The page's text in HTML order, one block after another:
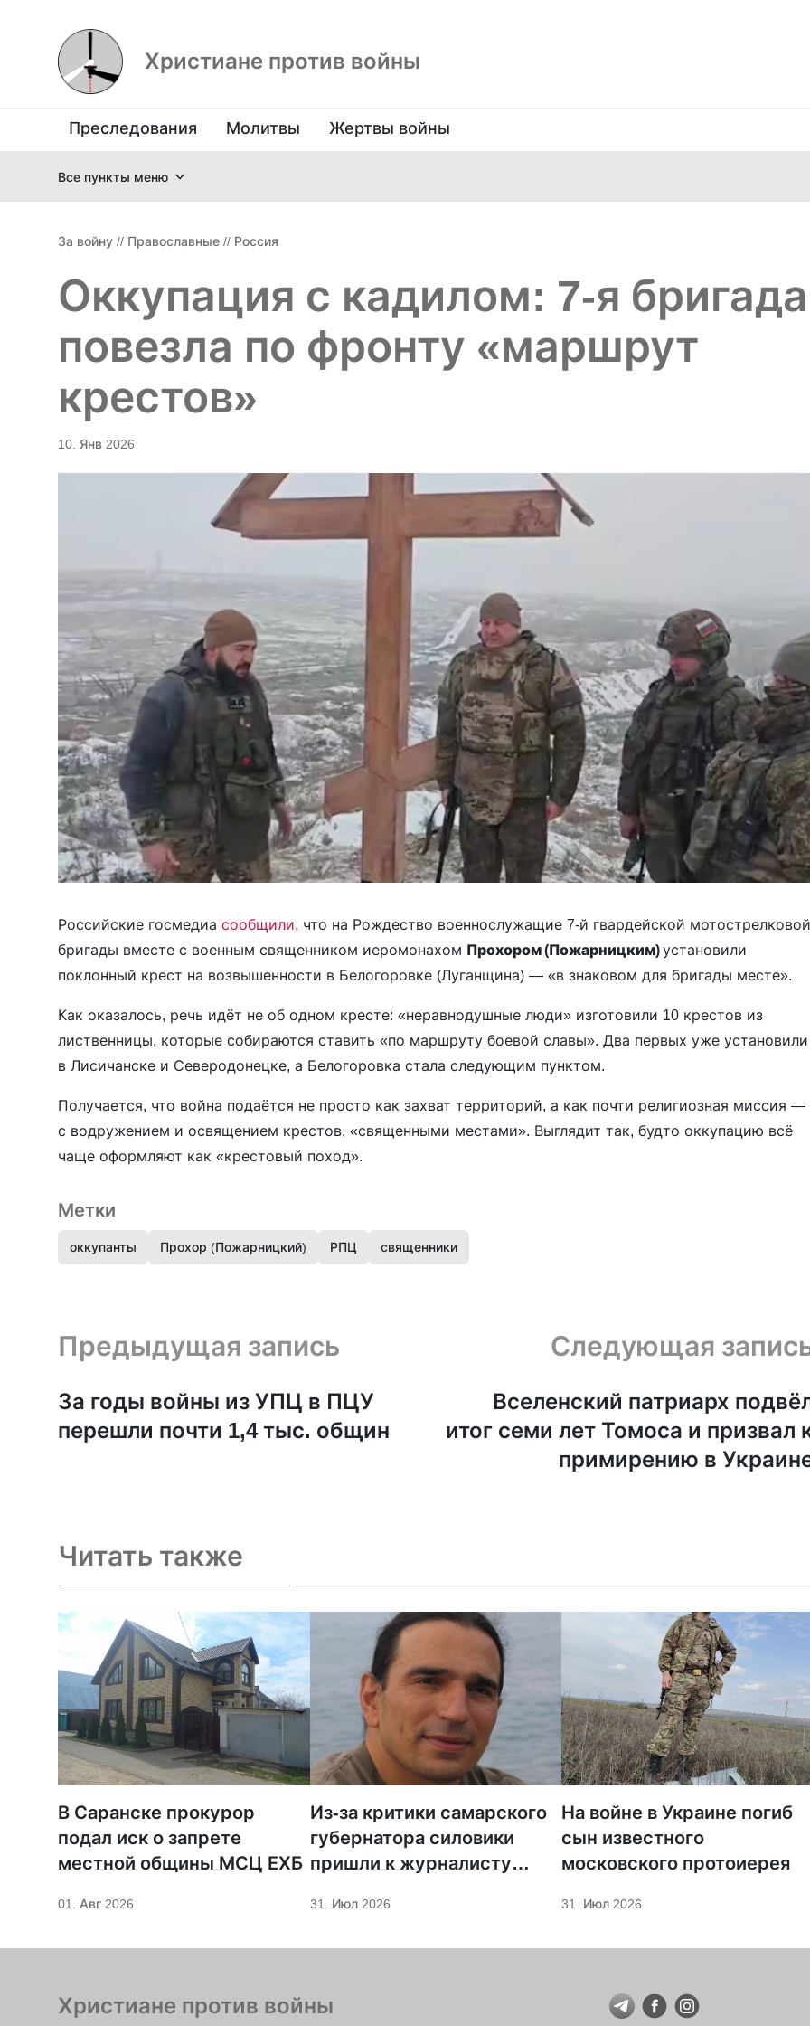
Христиане против войны
Преследования Молитвы Жертвы войны
Все пункты меню
За войну // Православные // Россия
Оккупация с кадилом: 7-я бригада
повезла по фронту «маршрут
крестов»
10. Янв 2026
Российские госмедиа сообщили, что на Рождество военнослужащие 7-й гвардейской мотострелковой
бригады вместе с военным священником иеромонахом Прохором (Пожарницким)установили
поклонный крест на возвышенности в Белогоровке (Луганщина) — «в знаковом для бригады месте».
Как оказалось, речь идёт не об одном кресте: «неравнодушные люди» изготовили 10 крестов из
лиственницы, которые собираются ставить «по маршруту боевой славы». Два первых уже установили
в Лисичанске и Северодонецке, а Белогоровка стала следующим пунктом.
Получается, что война подаётся не просто как захват территорий, а как почти религиозная миссия —
с водружением и освящением крестов, «священными местами». Выглядит так, будто оккупацию всё
чаще оформляют как «крестовый поход».
Метки
оккупанты Прохор (Пожарницкий) РПЦ священники
Предыдущая запись и следующая запись
Предыдущая запись
За годы войны из УПЦ в ПЦУ
перешли почти 1,4 тыс. общин
Следующая
Вселенский патриарх
итог семи лет Томоса и призвал
примирению в
Читать также
В Саранске прокурор
подал иск о запрете
местной общины МСЦ ЕХБ
01. Авг 2026
Из-за критики самарского
губернатора силовики
пришли к журналисту
31. Июл 2026
На войне в Украине погиб
сын известного
московского протоиерея
31. Июл 2026
Христиане против войны